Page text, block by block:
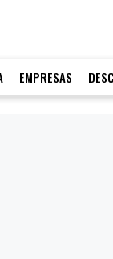
EMPRESAS